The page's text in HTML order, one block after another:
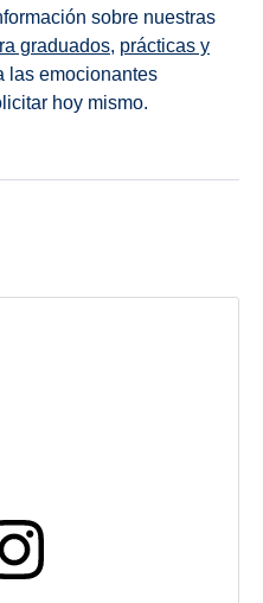
sobre nuestras
graduados, prácticas y
las emocionantes
hoy mismo.